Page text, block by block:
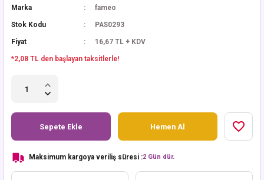
Marka fameo
Stok Kodu PAS0293
Fiyat 16,67 TL + KDV
*2,08 TL den başlayan taksitlerle!
Sepete Ekle Hemen Al
Maksimum kargoya veriliş süresi :2 Gün dür.